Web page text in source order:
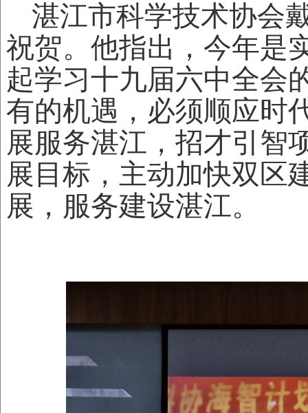
湛江市科学技术协会
祝贺。他指出，今年是
起学习十九届六中全会
有的机遇，必须顺应时
展服务湛江，招才引智
展目标，主动加快双区
展，服务建设湛江。